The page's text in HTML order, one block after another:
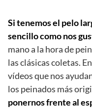
Si tenemos el pelo
sencillo como nos
mano a la hora de
las clásicas coletas.
vídeos que nos
los peinados más
ponernos frente al